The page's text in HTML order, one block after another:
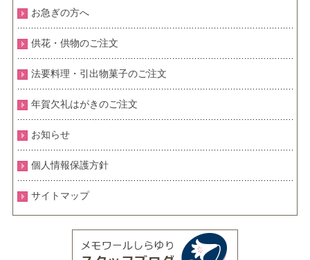
お急ぎの方へ
供花・供物のご注文
法要料理・引出物菓子のご注文
年賀欠礼はがきのご注文
お知らせ
個人情報保護方針
サイトマップ